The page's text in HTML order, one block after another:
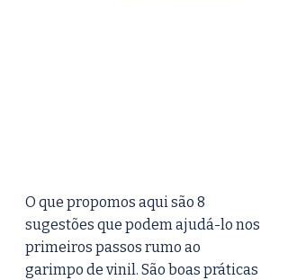
O que propomos aqui são 8
sugestões que podem ajudá-lo nos
primeiros passos rumo ao
garimpo de vinil. São boas práticas